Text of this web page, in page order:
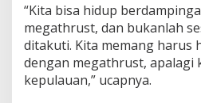
“Kita bisa hidup
megathrust, dan bukanlah
ditakuti. Kita memang harus
dengan megathrust, apalagi
kepulauan,” ucapnya.